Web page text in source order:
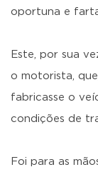
oportuna e
Este, por sua
o motorista,
fabricasse o
condições de
Foi para as